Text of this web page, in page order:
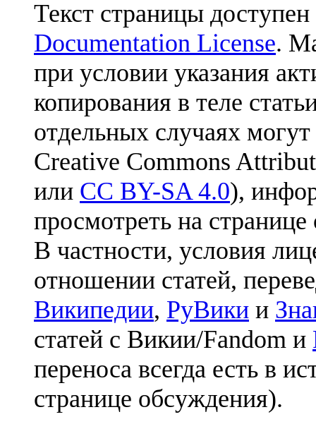
Текст страницы
Documentation License.
при условии указания
копирования в теле
отдельных случаях
Creative Commons
или CC BY-SA 4.0),
просмотреть на
В частности, условия
отношении статей,
Википедии, РуВики и
статей с Викии/Fandom и
переноса всегда есть в
странице обсуждения).